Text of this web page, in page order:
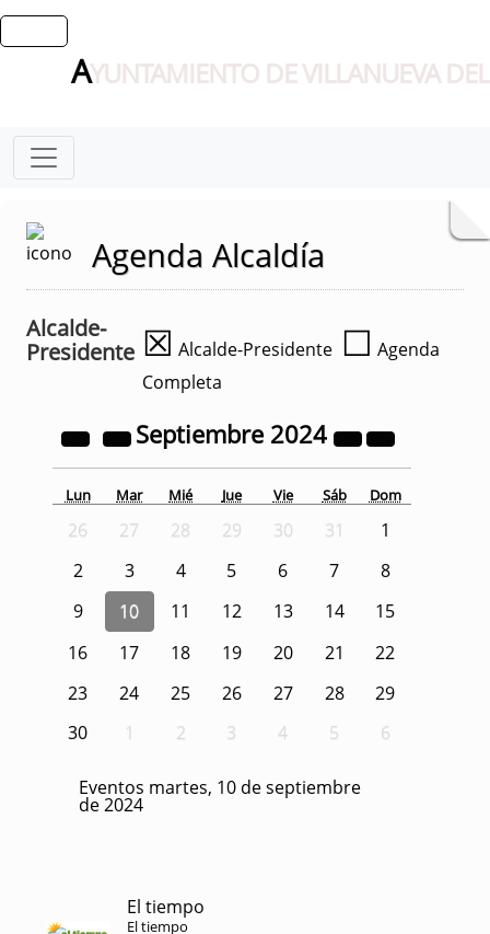
AYUNTAMIENTO DE VILLANUEVA
Agenda Alcaldía
Alcalde-
Presidente ☒ Alcalde-Presidente ☐ Agenda
Completa
Septiembre 2024
Lun Mar Mié Jue Vie Sáb Dom
26 27 28 29 30 31
1
2
3 4 5 6 7
8
9
10 11 12 13 14
15
16
17 18 19 20 21
22
23
24 25 26 27 28
29
30
1 2 3 4 5 6
Eventos martes, 10 de septiembre
de 2024
El tiempo
El tiempo